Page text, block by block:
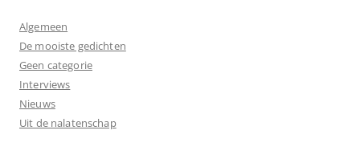
Algemeen
De mooiste gedichten
Geen categorie
Interviews
Nieuws
Uit de nalatenschap